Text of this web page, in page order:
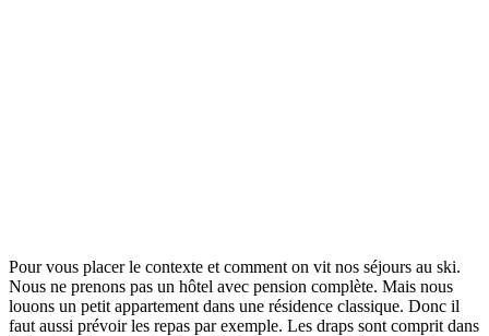
Pour vous placer le contexte et comment on vit nos séjours au ski.
Nous ne prenons pas un hôtel avec pension complète. Mais nous
louons un petit appartement dans une résidence classique. Donc il
faut aussi prévoir les repas par exemple. Les draps sont comprit dans